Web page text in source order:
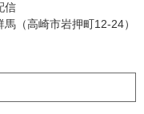
信
（高崎市岩押町12-24）